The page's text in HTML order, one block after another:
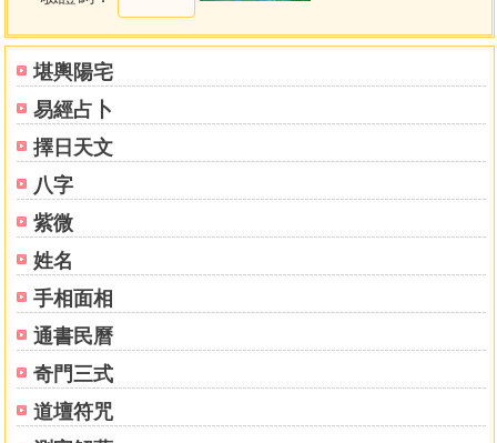
堪輿陽宅
易經占卜
擇日天文
八字
紫微
姓名
手相面相
通書民曆
奇門三式
道壇符咒